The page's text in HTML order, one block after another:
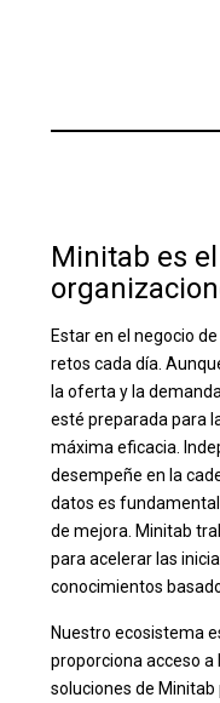
Minitab es
Estar en el negocio
retos cada día.
la oferta y la
esté preparada para
máxima eficacia.
desempeñe en la
datos es
de mejora. Minitab
para acelerar las
conocimientos
Nuestro ecosistema
proporciona acceso a
soluciones de